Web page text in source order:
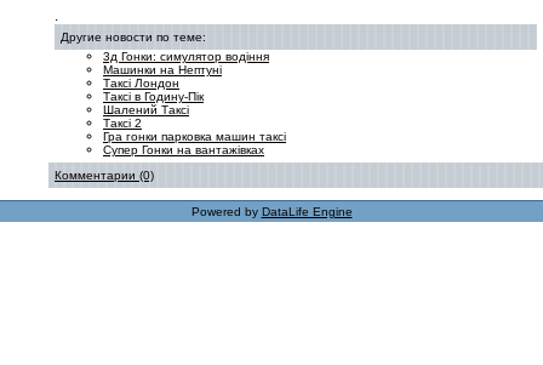
.
Другие новости по теме:
3д Гонки: симулятор водіння
Машинки на Нептуні
Таксі Лондон
Таксі в Годину-Пік
Шалений Таксі
Таксі 2
Гра гонки парковка машин таксі
Супер Гонки на вантажівках
Комментарии (0)
Powered by DataLife Engine